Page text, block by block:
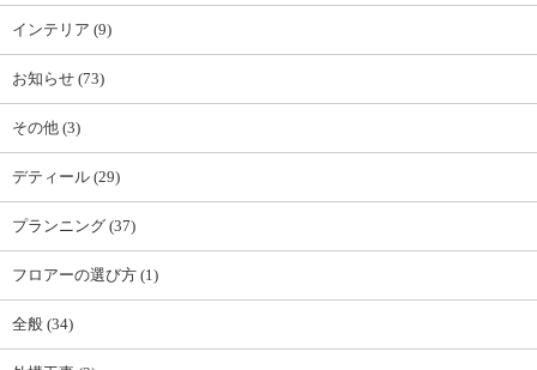
インテリア (9)
お知らせ (73)
その他 (3)
デティール (29)
プランニング (37)
フロアーの選び方 (1)
全般 (34)